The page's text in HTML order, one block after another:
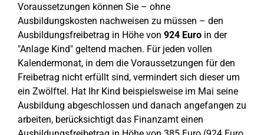
Voraussetzungen können Sie – ohne
Ausbildungskosten nachweisen zu müssen – den
Ausbildungsfreibetrag in Höhe von 924 Euro in der
"Anlage Kind" geltend machen. Für jeden vollen
Kalendermonat, in dem die Voraussetzungen für den
Freibetrag nicht erfüllt sind, vermindert sich dieser um
ein Zwölftel. Hat Ihr Kind beispielsweise im Mai seine
Ausbildung abgeschlossen und danach angefangen zu
arbeiten, berücksichtigt das Finanzamt einen